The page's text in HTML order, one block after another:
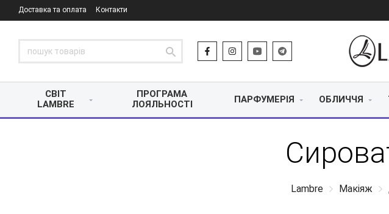
Доставка та оплата Контакти
СВІТ
LAMBRE
ПРОГРАМА
ЛОЯЛЬНОСТІ
ПАРФУМЕРІЯ ОБЛИЧЧЯ
Lambre Макіяж